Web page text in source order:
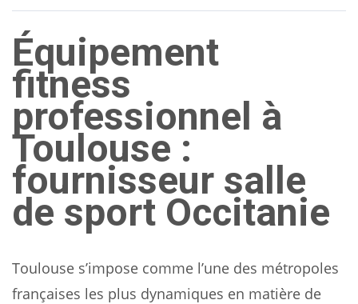
Équipement
fitness
professionnel à
Toulouse :
fournisseur salle
de sport Occitanie
Toulouse s’impose comme l’une des métropoles
françaises les plus dynamiques en matière de